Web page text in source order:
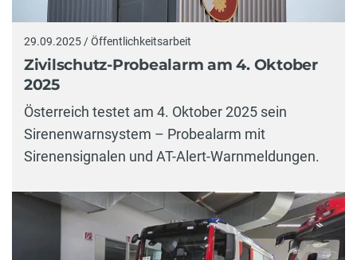
29.09.2025 / Öffentlichkeitsarbeit
Zivilschutz-Probealarm am 4. Oktober
2025
Österreich testet am 4. Oktober 2025 sein
Sirenenwarnsystem – Probealarm mit
Sirenensignalen und AT-Alert-Warnmeldungen.